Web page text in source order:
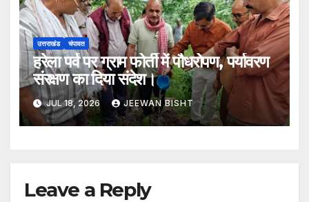
उत्तराखंड चंपावत
हरेला पर्व पर ग्राम फोर्ती में पौधरोपण, पर्यावरण
संरक्षण का दिया संदेश।
JUL 18, 2026 JEEWAN BISHT
Leave a Reply